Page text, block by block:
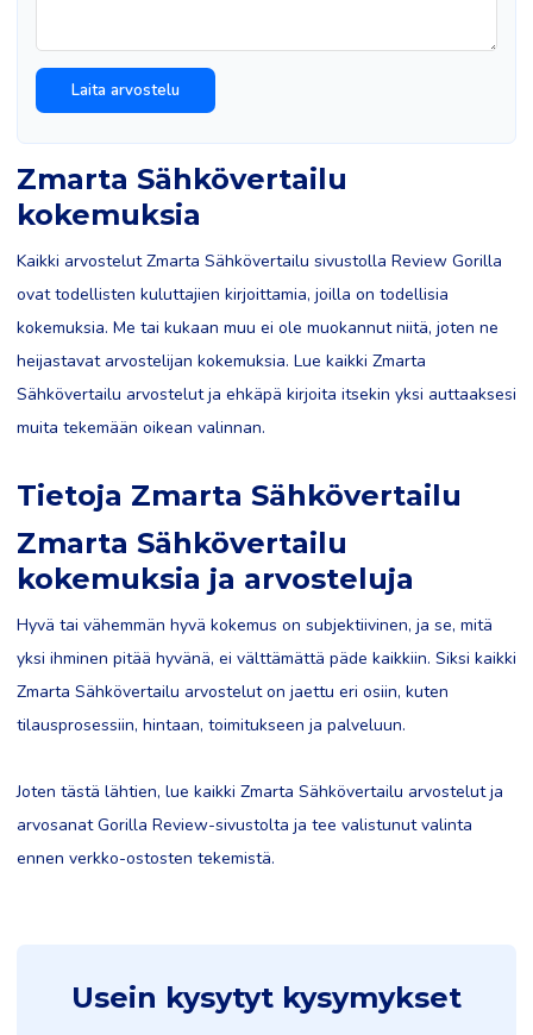
Zmarta Sähkövertailu
kokemuksia
Kaikki arvostelut Zmarta Sähkövertailu sivustolla Review Gorilla
ovat todellisten kuluttajien kirjoittamia, joilla on todellisia
kokemuksia. Me tai kukaan muu ei ole muokannut niitä, joten ne
heijastavat arvostelijan kokemuksia. Lue kaikki Zmarta
Sähkövertailu arvostelut ja ehkäpä kirjoita itsekin yksi auttaaksesi
muita tekemään oikean valinnan.
Tietoja Zmarta Sähkövertailu
Zmarta Sähkövertailu
kokemuksia ja arvosteluja
Hyvä tai vähemmän hyvä kokemus on subjektiivinen, ja se, mitä
yksi ihminen pitää hyvänä, ei välttämättä päde kaikkiin. Siksi kaikki
Zmarta Sähkövertailu arvostelut on jaettu eri osiin, kuten
tilausprosessiin, hintaan, toimitukseen ja palveluun.
Joten tästä lähtien, lue kaikki Zmarta Sähkövertailu arvostelut ja
arvosanat Gorilla Review-sivustolta ja tee valistunut valinta
ennen verkko-ostosten tekemistä.
Usein kysytyt kysymykset